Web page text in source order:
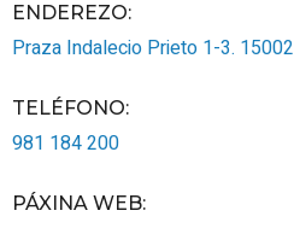
ENDEREZO:
Praza Indalecio Prieto 1-3. 15002
TELÉFONO:
981 184 200
PÁXINA WEB: